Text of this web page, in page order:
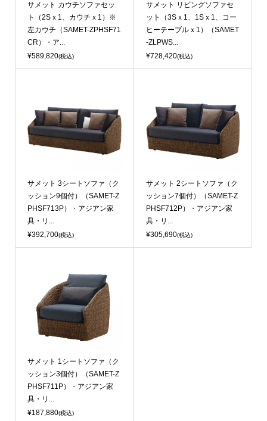
サメット カウチソファセッ
ト（2Sｘ1、カウチｘ1）※
左カウチ（SAMET-ZPHSF71
CR）・ア...
¥589,820(税込)
サメット リビングソファセ
ット（3Sｘ1、1Sｘ1、コー
ヒーテーブルｘ1）（SAMET
-ZLPWS...
¥728,420(税込)
サメット 3シートソファ（ク
ッション9個付）（SAMET-Z
PHSF713P）・アジアン家
具・リ...
¥392,700(税込)
サメット 2シートソファ（ク
ッション7個付）（SAMET-Z
PHSF712P）・アジアン家
具・リ...
¥305,690(税込)
サメット 1シートソファ（ク
ッション3個付）（SAMET-Z
PHSF711P）・アジアン家
具・リ...
¥187,880(税込)